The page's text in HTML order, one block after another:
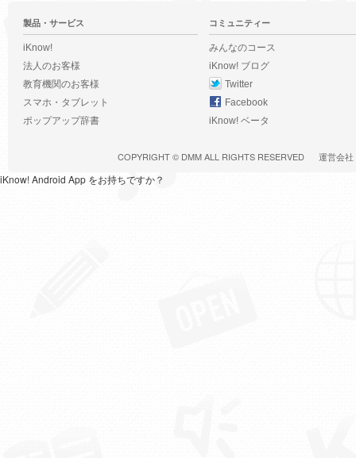
製品・サービス
iKnow!
法人のお客様
教育機関のお客様
スマホ・タブレット
ポップアップ辞書
コミュニティー
みんなのコース
iKnow! ブログ
Twitter
Facebook
iKnow! ベータ
COPYRIGHT © DMMALL RIGHTS RESERVED 運営会社
iKnow! Android App をお持ちですか？